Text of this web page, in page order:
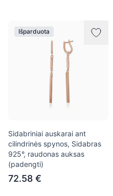
Išparduota
Sidabriniai auskarai ant
cilindrinės spynos, Sidabras
925°, raudonas auksas
(padengti)
72.58 €